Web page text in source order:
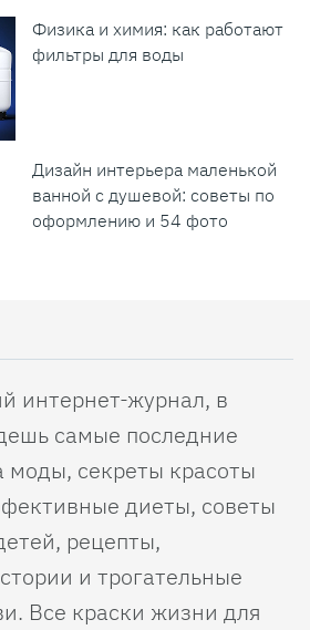
Физика и химия: как работают
фильтры для воды
Дизайн интерьера маленькой
ванной с душевой: советы по
оформлению и 54 фото
интернет-журнал, в
самые последние
моды, секреты красоты
диеты, советы
рецепты,
и трогательные
Все краски жизни для